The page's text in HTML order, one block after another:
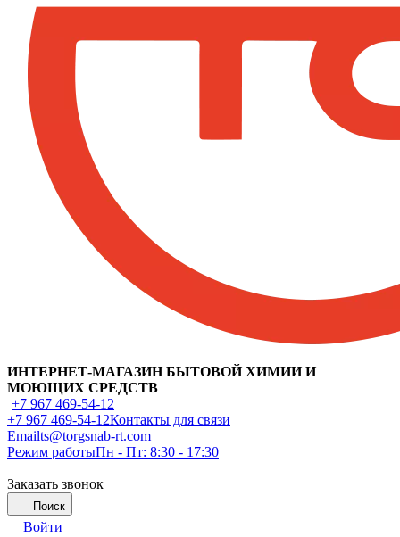
ИНТЕРНЕТ-МАГАЗИН БЫТОВОЙ ХИМИИ И
МОЮЩИХ СРЕДСТВ
+7 967 469-54-12
+7 967 469-54-12Контакты для связи
Emailts@torgsnab-rt.com
Режим работыПн - Пт: 8:30 - 17:30
Заказать звонок
Поиск
Войти